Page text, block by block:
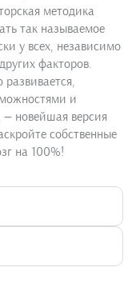
методика
так называемое
у всех, независимо
факторов.
и
новейшая версия
собственные
на 100%!